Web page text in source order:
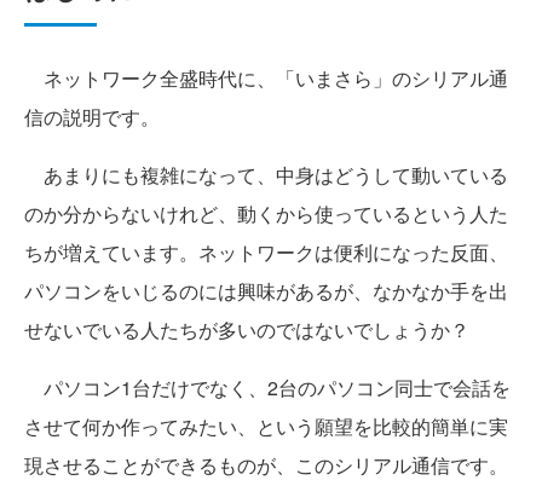
ネットワーク全盛時代に、「いまさら」のシリアル通
信の説明です。
あまりにも複雑になって、中身はどうして動いている
のか分からないけれど、動くから使っているという人た
ちが増えています。ネットワークは便利になった反面、
パソコンをいじるのには興味があるが、なかなか手を出
せないでいる人たちが多いのではないでしょうか？
パソコン1台だけでなく、2台のパソコン同士で会話を
させて何か作ってみたい、という願望を比較的簡単に実
現させることができるものが、このシリアル通信です。